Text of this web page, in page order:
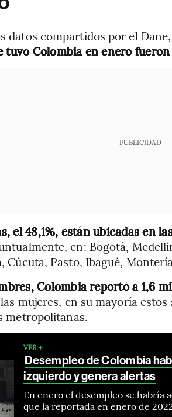
datos compartidos por el
tuvo Colombia en enero
PUBLICIDAD
el 48,1%, están ubicadas en
en: Bogotá,
Cúcuta, Pasto, Ibagué,
Colombia reportó a 1,6
mujeres, en su mayoría
metropolitanas.
VER +
Desempleo de Colombia
izquierdo y genera alertas
En enero el desempleo se habría
que la reportada en enero de